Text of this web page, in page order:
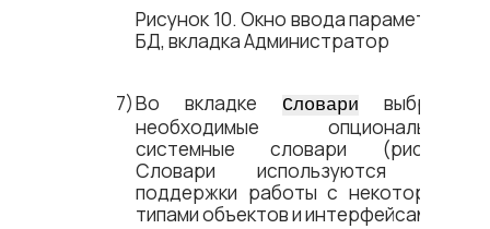
Рисунок 10. Окно ввода параметров
БД, вкладка Администратор
Во вкладке Словари
выбрать
необходимые опциональные
системные словари (рис.
Словари используются для
поддержки работы с некоторыми
типами объектов и интерфейсами.